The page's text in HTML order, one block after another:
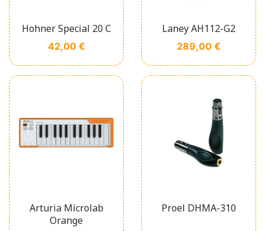
Hohner Special 20 C
Prix
42,00 €
Laney AH112-G2
Prix
289,00 €
Arturia Microlab
Orange
Proel DHMA-310